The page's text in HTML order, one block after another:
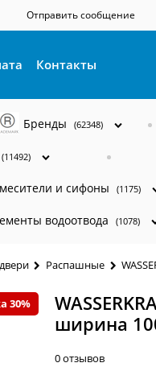
Отправить сообщение
Контакты
Бренды (62348)
(11492)
и сифоны (1175)
водоотвода (1078)
Распашные
30%
ширина
0 отзывов